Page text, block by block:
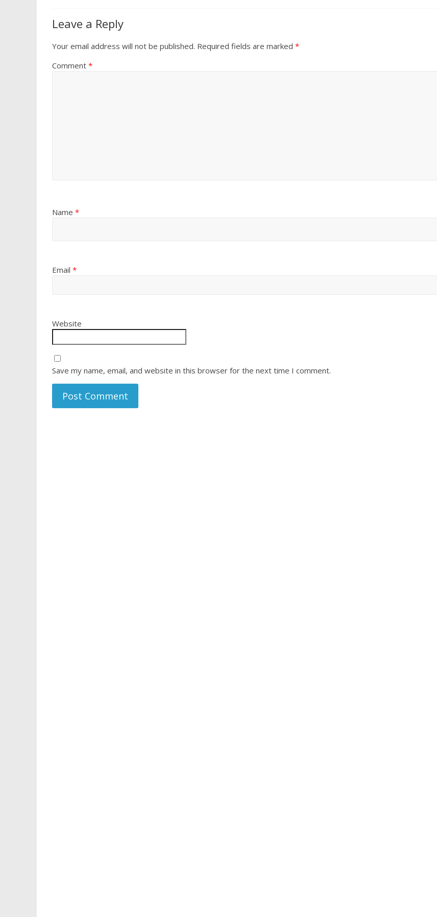
Leave a Reply
Your email address will not be published. Required fields are marked *
Comment *
Name *
Email *
Website
Save my name, email, and website in this browser for the next time I comment.